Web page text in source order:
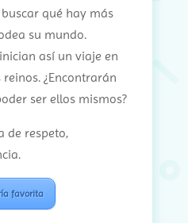
qué hay más
su mundo.
así un viaje en
¿Encontrarán
ser ellos mismos?
de respeto,
favorita